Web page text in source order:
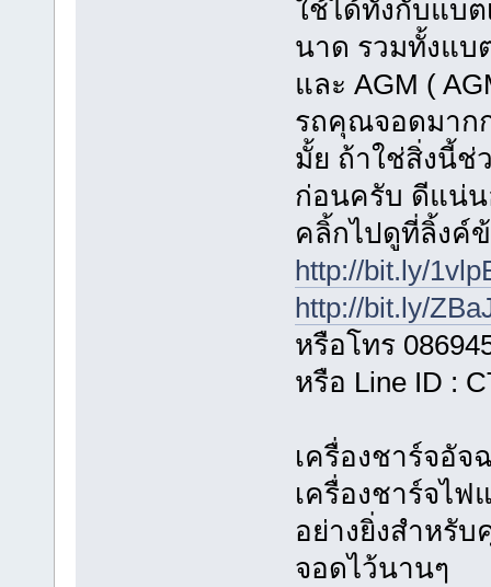
ใช้ได้ทั้งกับแบ
นาด รวมทั้งแบ
และ AGM (
รถคุณจอดมาก
มั้ย ถ้าใช่สิ่งนี้
ก่อนครับ ดีแน่
คลิ้กไปดูที่ลิ้งค์
http://bit.ly/
http://bit.ly/
หรือโทร
หรือ Line ID :
เครื่องชาร์จอัจ
เครื่องชาร์จไ
อย่างยิ่งสำหรั
จอดไว้นานๆ